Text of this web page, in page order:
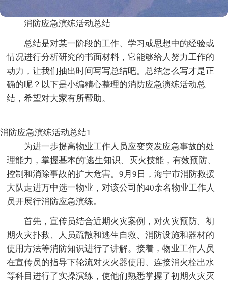
消防应急演练活动总结
总结是对某一阶段的工作、学习或思想中的经验或
情况进行分析研究的书面材料，它能够给人努力工作的
动力，让我们抽出时间写写总结吧。总结怎么写才是正
确的呢？以下是小编精心整理的消防应急演练活动总
结，希望对大家有所帮助。
消防应急演练活动总结1
为进一步提高物业工作人员应变突发应急事故的处
理能力，掌握基本的'逃生知识、灭火技能，有效预防、
控制和消除事故的扩大危害。9月9日，海宁市消防救援
大队走进万中选一物业，对该公司的40余名物业工作人
员开展行消防应急演练。
首先，宣传员结合近期火灾案例，对火灾预防、初
期火灾扑救、人员疏散和逃生自救、消防设施和器材的
使用方法等消防知识进行了讲解。接着，物业工作人员
在宣传员的指导下轮流对灭火器使用、连接消火栓出水
等科目进行了实操演练，使他们熟悉掌握了初期火灾灭